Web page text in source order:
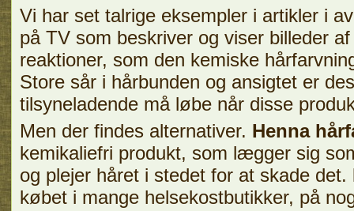
Vi har set talrige eksempler i artikler i
på TV som beskriver og viser billeder
reaktioner, som den kemiske
Store sår i hårbunden og ansigtet er
tilsyneladende må løbe når disse
Men der findes alternativer. Henna
kemikaliefri produkt, som lægger sig
og plejer håret i stedet for at skade det.
købet i mange helsekostbutikker, på